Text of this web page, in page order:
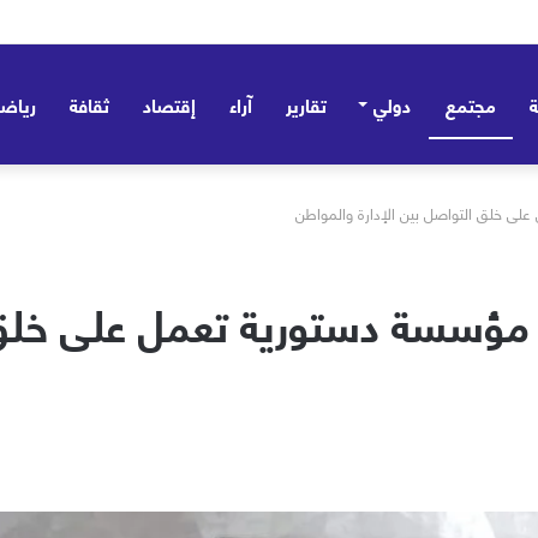
مجتمع دولي تقارير آراء إقتصاد ثقافة
التواصل بين الإدارة والمواطن
دستورية تعمل على خلق